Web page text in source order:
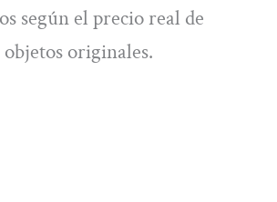
según el precio real de
originales.